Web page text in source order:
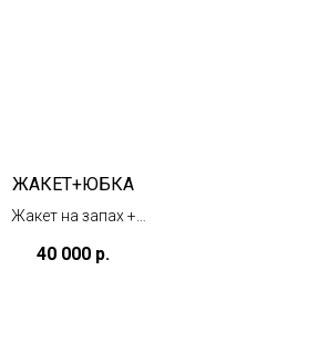
ЖАКЕТ+ЮБКА
Жакет на запах +
(в наличии)
40 000 р.